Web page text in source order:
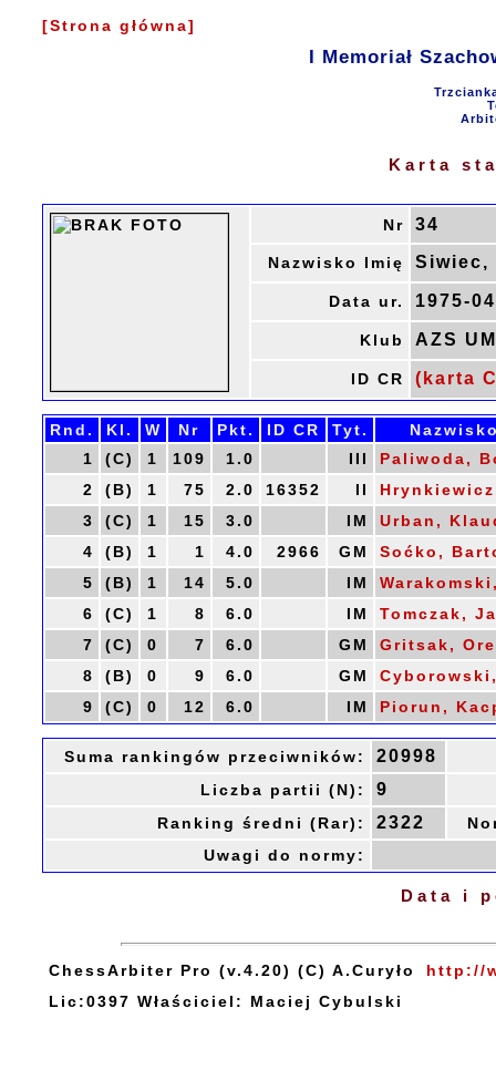
[Strona główna]
I Memoriał
Karta
Nr 34
Nazwisko Imię Siwiec,
Data ur. 1975-
Klub AZS
ID CR (karta
Rnd. Kl. W Nr Pkt. ID CR Tyt.
1
(C) 1 109 1.0 III
Paliwoda,
2
(B) 1 75 2.0 16352 II
3
(C) 1 15 3.0 IM
Urban,
4
(B) 1 1 4.0 2966 GM
Soćko,
5
(B) 1 14 5.0 IM
6
(C) 1 8 6.0 IM
Tomczak,
7
(C) 0 7 6.0 GM
Gritsak,
8
(B) 0 9 6.0 GM
9
(C) 0 12 6.0 IM Piorun,
Suma rankingów przeciwników: 20998
Liczba partii (N): 9
Ranking średni (Rar): 2322
Uwagi do normy:
Data i
ChessArbiter Pro (v.4.20) (C) A.Curyło
http://
Lic:0397 Właściciel: Maciej Cybulski